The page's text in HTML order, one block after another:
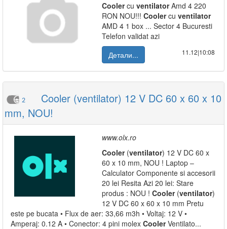
Coolercu ventilatorAmd 4 220
RON NOU!!! Coolercu ventilator
AMD 4 1 box ... Sector 4 Bucuresti
Telefon validat azi
Детали...
11.12|10:08
2
Cooler (ventilator) 12 V DC 60 x 60 x 10
mm, NOU!
www.olx.ro
Cooler(ventilator) 12 V DC 60 x
60 x 10 mm, NOU ! Laptop –
Calculator Componente si accesorii
20 lei Resita Azi 20 lei: Stare
produs : NOU ! Cooler(ventilator)
12 V DC 60 x 60 x 10 mm Pretu
este pe bucata • Flux de aer: 33,66 m3h • Voltaj: 12 V •
Amperaj: 0.12 A • Conector: 4 pini molex CoolerVentilato...